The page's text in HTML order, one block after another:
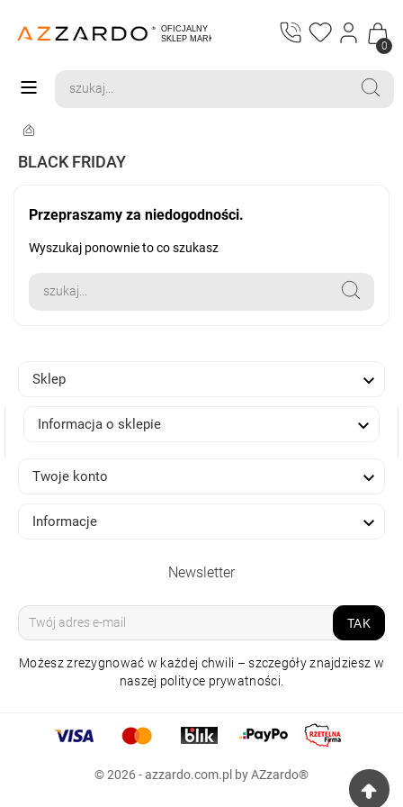
0
BLACK FRIDAY
Przepraszamy za niedogodności.
Wyszukaj ponownie to co szukasz
Sklep 
Informacja o sklepie 
Twoje konto 
Informacje 
Newsletter
TAK
Możesz zrezygnować w każdej chwili – szczegóły znajdziesz w
naszej polityce prywatności.
© 2026 - azzardo.com.pl by AZzardo®